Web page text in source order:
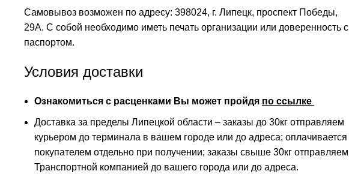
Самовывоз возможен по адресу: 398024, г. Липецк, проспект Победы,
29А. С собой необходимо иметь печать организации или доверенность с
паспортом.
Условия доставки
Ознакомиться с расценками Вы может пройдя по ссылке
Доставка за пределы Липецкой области – заказы до 30кг отправляем
курьером до терминала в вашем городе или до адреса; оплачивается
покупателем отдельно при получении; заказы свыше 30кг отправляем
Транспортной компанией до вашего города или до адреса.